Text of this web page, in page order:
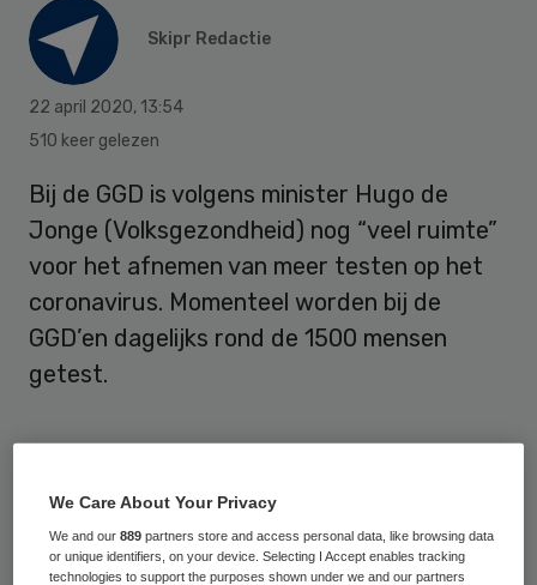
Skipr Redactie
22 april 2020, 13:54
510 keer gelezen
Bij de GGD is volgens minister Hugo de
Jonge (Volksgezondheid) nog “veel ruimte”
voor het afnemen van meer testen op het
coronavirus. Momenteel worden bij de
GGD’en dagelijks rond de 1500 mensen
getest.
testen, schrijft de bewindsman in een brief
aan de Kamer. “Zo verloopt de toeleiding
richting GGD-testfaciliteiten nog niet
We Care About Your Privacy
We and our889 partners store and access personal data, like browsing data
or unique identifiers, on your device. Selecting I Accept enables tracking
technologies to support the purposes shown under we and our partners